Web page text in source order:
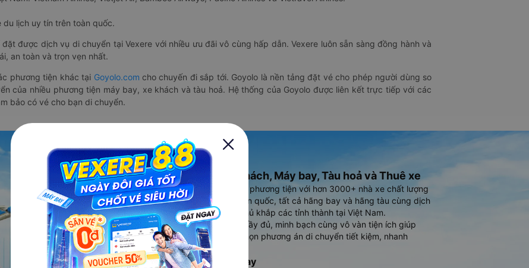
du lịch uy tín trên toàn quốc.
được dịch vụ di chuyển tại Vexere với nhiều ưu đãi vô cùng hấp dẫn. Vexere luôn sẵn sàng đồng hành và
an toàn và trọn vẹn nhất.
phương tiện khác tại Goyolo.com cho chuyến đi sắp tới. Goyolo là nền tảng đặt vé cho phép người dùng so
của nhiều phương tiện máy bay, xe khách và tàu hoả. Hệ thống của Goyolo được liên kết trực tiếp với các
bảo có vé cho bạn di chuyển.
Ứng dụng đặt vé Xe khách, Máy bay, Tàu hoả và Thuê xe
Vexere - ứng dụng đặt vé đa phương tiện với hơn 3000+ nhà xe chất lượng
cao, 5000+ tuyến đường toàn quốc, tất cả hãng bay và hãng tàu cùng dịch
vụ thuê xe máy, xe du lịch phủ khắp các tỉnh thành tại Việt Nam.
Ứng dụng hiển thị thông tin đầy đủ, minh bạch cùng vô vàn tiện ích giúp
người dùng so sánh và lựa chọn phương án di chuyển tiết kiệm, nhanh
chóng và phù hợp nhất.
Tải ứng dụng Vexere ngay